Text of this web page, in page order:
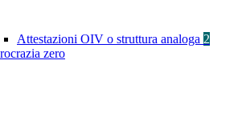
Attestazioni OIV o struttura analoga 2
zero